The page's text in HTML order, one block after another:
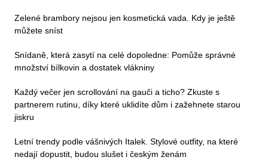
Zelené brambory nejsou jen kosmetická vada. Kdy je ještě
můžete sníst
Snídaně, která zasytí na celé dopoledne: Pomůže správné
množství bílkovin a dostatek vlákniny
Každý večer jen scrollování na gauči a ticho? Zkuste s
partnerem rutinu, díky které uklidíte dům i zažehnete starou
jiskru
Letní trendy podle vášnivých Italek. Stylové outfity, na které
nedají dopustit, budou slušet i českým ženám